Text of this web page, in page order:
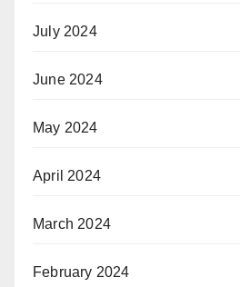
July 2024
June 2024
May 2024
April 2024
March 2024
February 2024